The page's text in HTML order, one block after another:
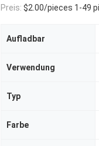
Preis: $2.00/pieces 1-49
Aufladbar
Verwendung
Typ
Farbe